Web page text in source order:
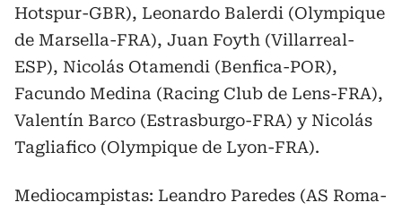
Hotspur-GBR), Leonardo Balerdi (Olympique
de Marsella-FRA), Juan Foyth (Villarreal-
ESP), Nicolás Otamendi (Benfica-POR),
Facundo Medina (Racing Club de Lens-FRA),
Valentín Barco (Estrasburgo-FRA) y Nicolás
Tagliafico (Olympique de Lyon-FRA).
Mediocampistas: Leandro Paredes (AS Roma-